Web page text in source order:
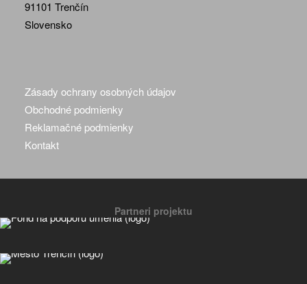
91101 Trenčín
Slovensko
Zásady ochrany osobných údajov
Obchodné podmienky
Reklamačné podmienky
Kontakt
Partneri projektu